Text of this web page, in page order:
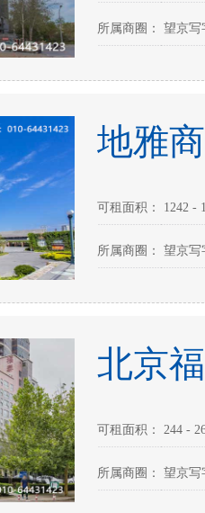
所属商圈： 望京写
地雅
可租面积： 1242 -
所属商圈： 望京写
北京
可租面积： 244 -
所属商圈： 望京写